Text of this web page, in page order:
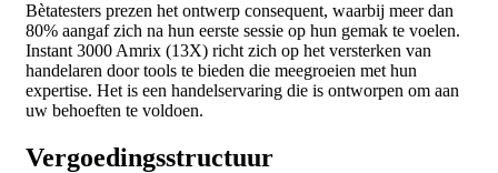
Bètatesters prezen het ontwerp consequent, waarbij meer dan
80% aangaf zich na hun eerste sessie op hun gemak te voelen.
Instant 3000 Amrix (13X) richt zich op het versterken van
handelaren door tools te bieden die meegroeien met hun
expertise. Het is een handelservaring die is ontworpen om aan
uw behoeften te voldoen.
Vergoedingsstructuur